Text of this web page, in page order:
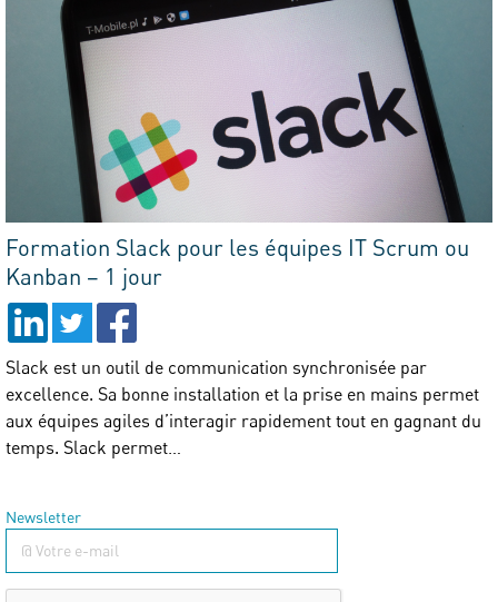
Newsletter
Formation Slack pour les équipes IT Scrum ou
Kanban – 1 jour
Slack est un outil de communication synchronisée par
excellence. Sa bonne installation et la prise en mains permet
aux équipes agiles d’interagir rapidement tout en gagnant du
temps. Slack permet…